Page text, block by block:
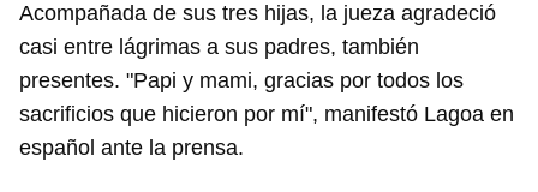
Acompañada de sus tres hijas, la jueza agradeció
casi entre lágrimas a sus padres, también
presentes. "Papi y mami, gracias por todos los
sacrificios que hicieron por mí", manifestó Lagoa en
español ante la prensa.